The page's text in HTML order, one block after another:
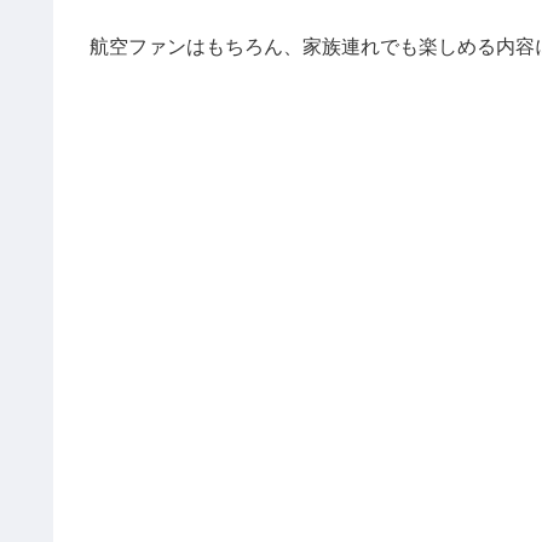
航空ファンはもちろん、家族連れでも楽しめる内容